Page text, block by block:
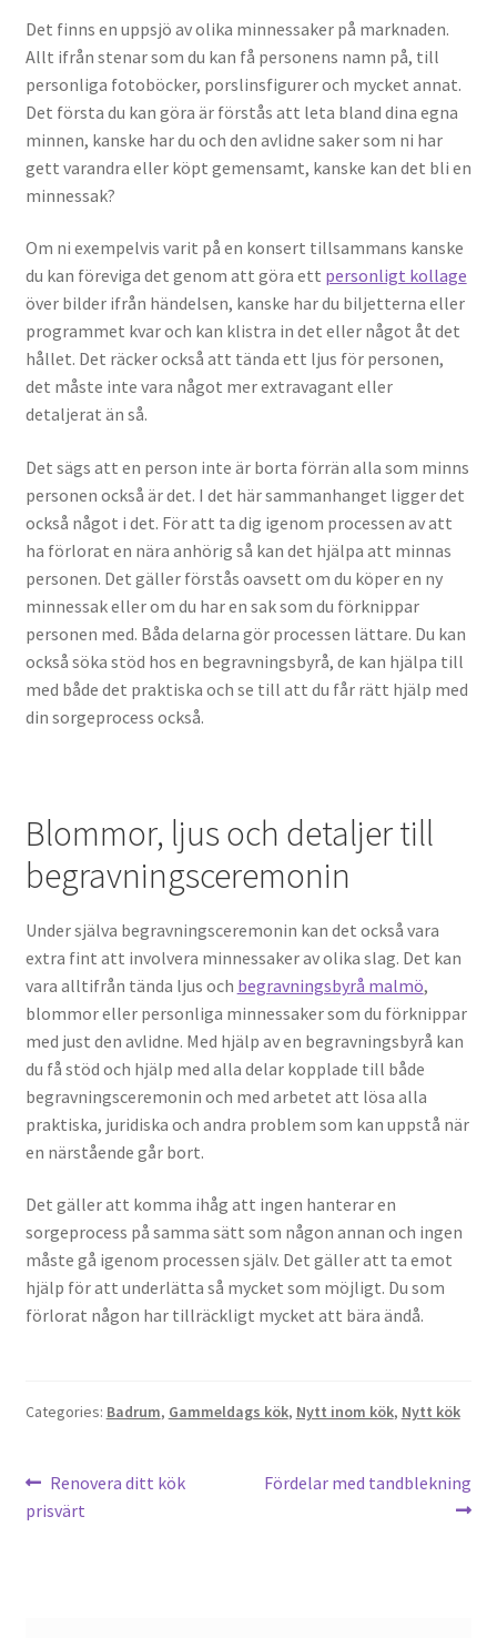
Det finns en uppsjö av olika minnessaker på marknaden.
Allt ifrån stenar som du kan få personens namn på, till
personliga fotoböcker, porslinsfigurer och mycket annat.
Det första du kan göra är förstås att leta bland dina egna
minnen, kanske har du och den avlidne saker som ni har
gett varandra eller köpt gemensamt, kanske kan det bli en
minnessak?
Om ni exempelvis varit på en konsert tillsammans kanske
du kan föreviga det genom att göra ett personligt kollage
över bilder ifrån händelsen, kanske har du biljetterna eller
programmet kvar och kan klistra in det eller något åt det
hållet. Det räcker också att tända ett ljus för personen,
det måste inte vara något mer extravagant eller
detaljerat än så.
Det sägs att en person inte är borta förrän alla som minns
personen också är det. I det här sammanhanget ligger det
också något i det. För att ta dig igenom processen av att
ha förlorat en nära anhörig så kan det hjälpa att minnas
personen. Det gäller förstås oavsett om du köper en ny
minnessak eller om du har en sak som du förknippar
personen med. Båda delarna gör processen lättare. Du kan
också söka stöd hos en begravningsbyrå, de kan hjälpa till
med både det praktiska och se till att du får rätt hjälp med
din sorgeprocess också.
Blommor, ljus och detaljer till
begravningsceremonin
Under själva begravningsceremonin kan det också vara
extra fint att involvera minnessaker av olika slag. Det kan
vara alltifrån tända ljus och begravningsbyrå malmö,
blommor eller personliga minnessaker som du förknippar
med just den avlidne. Med hjälp av en begravningsbyrå kan
du få stöd och hjälp med alla delar kopplade till både
begravningsceremonin och med arbetet att lösa alla
praktiska, juridiska och andra problem som kan uppstå när
en närstående går bort.
Det gäller att komma ihåg att ingen hanterar en
sorgeprocess på samma sätt som någon annan och ingen
måste gå igenom processen själv. Det gäller att ta emot
hjälp för att underlätta så mycket som möjligt. Du som
förlorat någon har tillräckligt mycket att bära ändå.
Categories: Badrum, Gammeldags kök, Nytt inom kök, Nytt kök
Post
navigation
Previous
post:
Renovera ditt kök
prisvärt
Next
Fördelar med tandblekning